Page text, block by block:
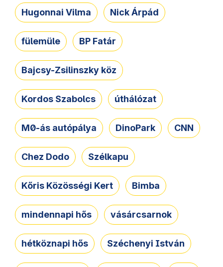
Hugonnai Vilma Nick Árpád
fülemüle BP Fatár
Bajcsy-Zsilinszky köz
Kordos Szabolcs úthálózat
M0-ás autópálya DinoPark CNN
Chez Dodo Szélkapu
Kőris Közösségi Kert Bimba
mindennapi hős vásárcsarnok
hétköznapi hős Széchenyi István